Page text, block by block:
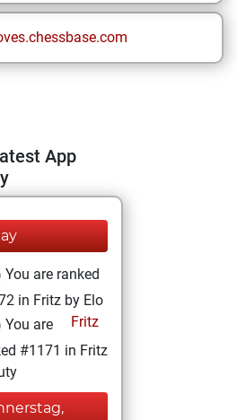
App
You are ranked
in Fritz by Elo
Fritz
You are
#1171 in Fritz